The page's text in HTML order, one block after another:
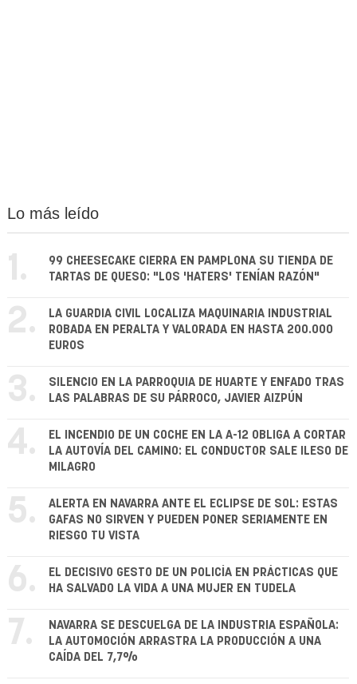
Lo más leído
1.
99 CHEESECAKE CIERRA EN PAMPLONA SU TIENDA DE
TARTAS DE QUESO: "LOS 'HATERS' TENÍAN RAZÓN"
2.
LA GUARDIA CIVIL LOCALIZA MAQUINARIA INDUSTRIAL
ROBADA EN PERALTA Y VALORADA EN HASTA 200.000
EUROS
3.
SILENCIO EN LA PARROQUIA DE HUARTE Y ENFADO TRAS
LAS PALABRAS DE SU PÁRROCO, JAVIER AIZPÚN
4.
EL INCENDIO DE UN COCHE EN LA A-12 OBLIGA A CORTAR
LA AUTOVÍA DEL CAMINO: EL CONDUCTOR SALE ILESO DE
MILAGRO
5.
ALERTA EN NAVARRA ANTE EL ECLIPSE DE SOL: ESTAS
GAFAS NO SIRVEN Y PUEDEN PONER SERIAMENTE EN
RIESGO TU VISTA
6.
EL DECISIVO GESTO DE UN POLICÍA EN PRÁCTICAS QUE
HA SALVADO LA VIDA A UNA MUJER EN TUDELA
7.
NAVARRA SE DESCUELGA DE LA INDUSTRIA ESPAÑOLA:
LA AUTOMOCIÓN ARRASTRA LA PRODUCCIÓN A UNA
CAÍDA DEL 7,7%